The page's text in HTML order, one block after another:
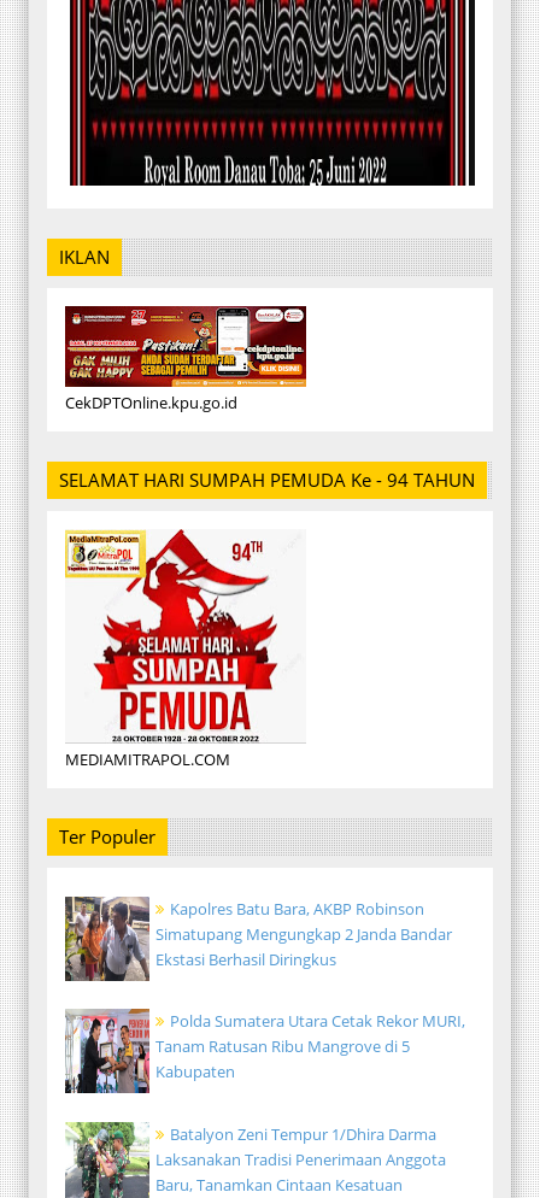
IKLAN
CekDPTOnline.kpu.go.id
SELAMAT HARI SUMPAH PEMUDA Ke - 94 TAHUN
MEDIAMITRAPOL.COM
Ter Populer
Kapolres Batu Bara, AKBP Robinson
Simatupang Mengungkap 2 Janda Bandar
Ekstasi Berhasil Diringkus
Polda Sumatera Utara Cetak Rekor MURI,
Tanam Ratusan Ribu Mangrove di 5
Kabupaten
Batalyon Zeni Tempur 1/Dhira Darma
Laksanakan Tradisi Penerimaan Anggota
Baru, Tanamkan Cintaan Kesatuan